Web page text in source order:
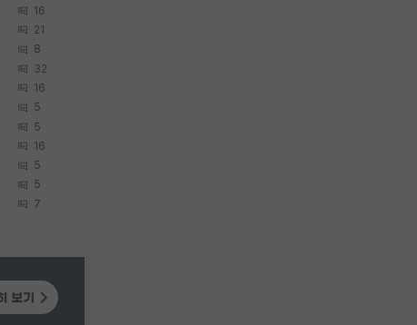
16
21
8
32
16
5
5
16
5
5
7